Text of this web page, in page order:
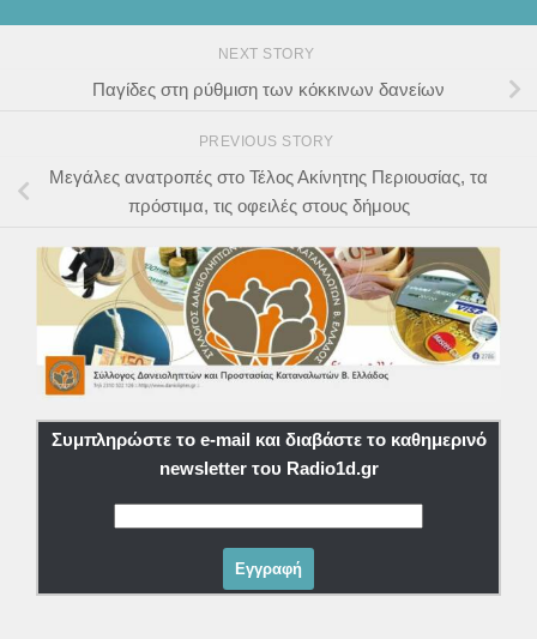
NEXT STORY
Παγίδες στη ρύθμιση των κόκκινων δανείων
PREVIOUS STORY
Μεγάλες ανατροπές στο Τέλος Ακίνητης Περιουσίας, τα
πρόστιμα, τις οφειλές στους δήμους
Συμπληρώστε το e-mail και διαβάστε το καθημερινό
newsletter του Radio1d.gr